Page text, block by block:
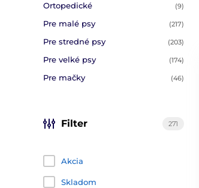
Ortopedické (9)
Pre malé psy (217)
Pre stredné psy (203)
Pre velké psy (174)
Pre mačky (46)
Filter 271
Akcia
Skladom